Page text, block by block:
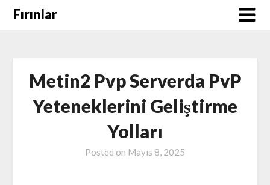
SkipFırınlar
Metin2 Pvp Serverda PvP
Yeteneklerini Geliştirme
Yolları
Posted on Mayıs 8, 2025